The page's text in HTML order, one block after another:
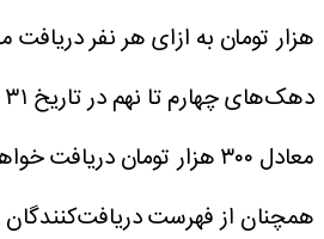
هزار تومان به ازای هر نفر
معادل ۳۰۰ هزار تومان دریافت خواهند کرد.
همچنان از فهرست